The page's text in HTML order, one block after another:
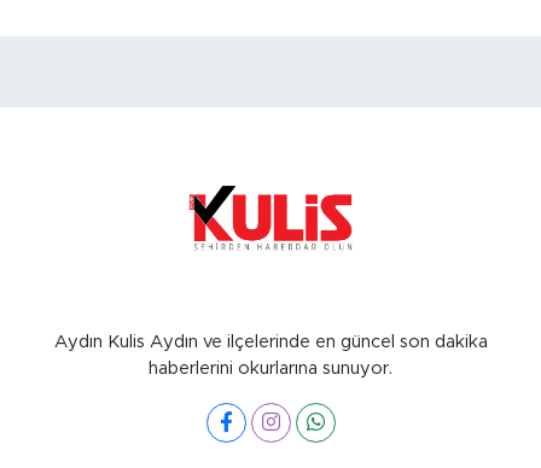
Aydın Kulis Aydın ve ilçelerinde en güncel son dakika
haberlerini okurlarına sunuyor.